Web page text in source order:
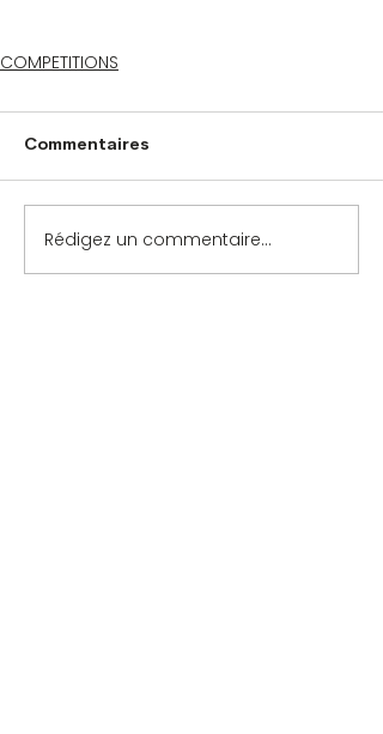
COMPETITIONS
Commentaires
Rédigez un commentaire...